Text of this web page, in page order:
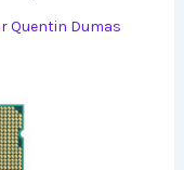
Quentin Dumas